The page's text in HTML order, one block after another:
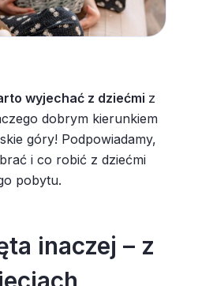
wyjechać z dziećmi z
dobrym kierunkiem
góry! Podpowiadamy,
i co robić z dziećmi
pobytu.
inaczej – z